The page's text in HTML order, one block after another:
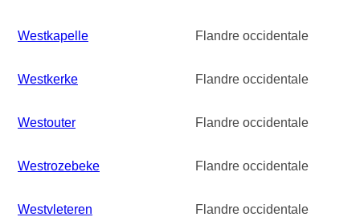
Westkapelle Flandre occidentale
Westkerke Flandre occidentale
Westouter Flandre occidentale
Westrozebeke Flandre occidentale
Westvleteren Flandre occidentale